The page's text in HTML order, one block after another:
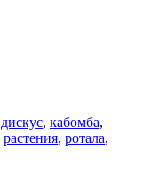
дискус, кабомба,
растения, ротала,